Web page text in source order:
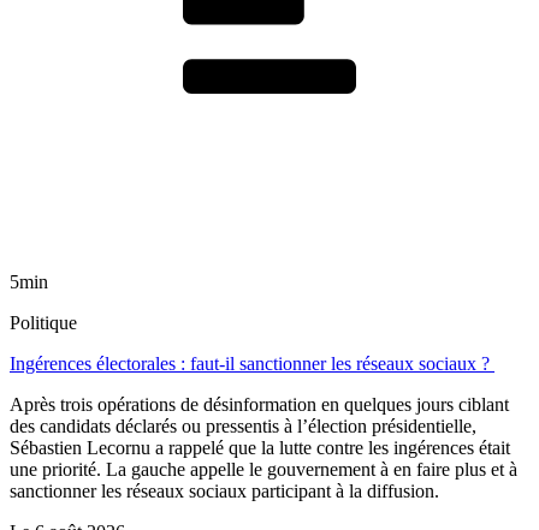
5min
Politique
Ingérences électorales : faut-il sanctionner les réseaux sociaux ?
Après trois opérations de désinformation en quelques jours ciblant
des candidats déclarés ou pressentis à l’élection présidentielle,
Sébastien Lecornu a rappelé que la lutte contre les ingérences était
une priorité. La gauche appelle le gouvernement à en faire plus et à
sanctionner les réseaux sociaux participant à la diffusion.